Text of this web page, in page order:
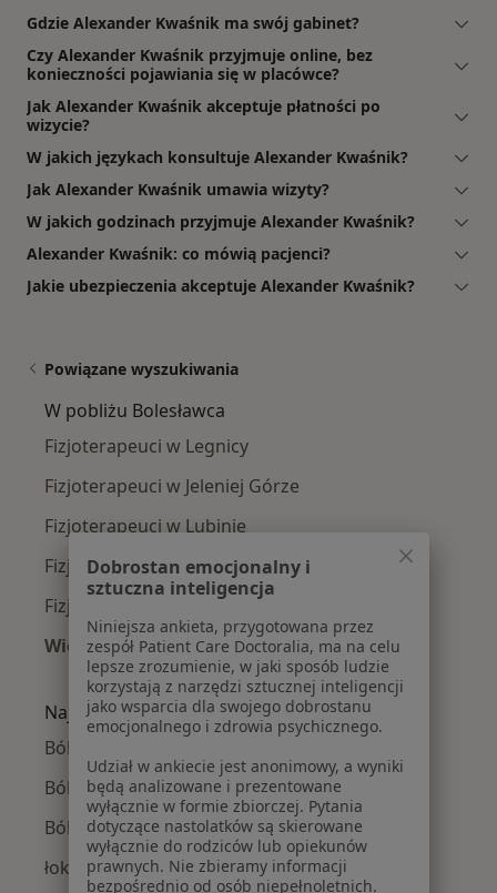
Gdzie Alexander Kwaśnik ma swój gabinet?
Czy Alexander Kwaśnik przyjmuje online, bez
konieczności pojawiania się w placówce?
Jak Alexander Kwaśnik akceptuje płatności po
wizycie?
W jakich językach konsultuje Alexander Kwaśnik?
Jak Alexander Kwaśnik umawia wizyty?
W jakich godzinach przyjmuje Alexander Kwaśnik?
Alexander Kwaśnik: co mówią pacjenci?
Jakie ubezpieczenia akceptuje Alexander Kwaśnik?
Powiązane wyszukiwania
W pobliżu Bolesławca
Fizjoterapeuci w Legnicy
Fizjoterapeuci w Jeleniej Górze
Fizjoterapeuci w Lubinie
Fizjoterapeuci w Zgorzelcu
Fizjoterapeuci w Lubaniu
Więcej (13)
Więcej w kategorii: W pobliżu Bolesławca
Najczęście leczone choroby
Ból barku w Bolesławcu
Ból kolana w Bolesławcu
Bóle kręgosłupa w Bolesławcu
łokieć tenisisty w Bolesławcu
Dobrostan emocjonalny i
sztuczna inteligencja
Niniejsza ankieta, przygotowana przez
zespół Patient Care Doctoralia, ma na celu
lepsze zrozumienie, w jaki sposób ludzie
korzystają z narzędzi sztucznej inteligencji
jako wsparcia dla swojego dobrostanu
emocjonalnego i zdrowia psychicznego.
Udział w ankiecie jest anonimowy, a wyniki
będą analizowane i prezentowane
wyłącznie w formie zbiorczej. Pytania
dotyczące nastolatków są skierowane
wyłącznie do rodziców lub opiekunów
prawnych. Nie zbieramy informacji
bezpośrednio od osób niepełnoletnich.